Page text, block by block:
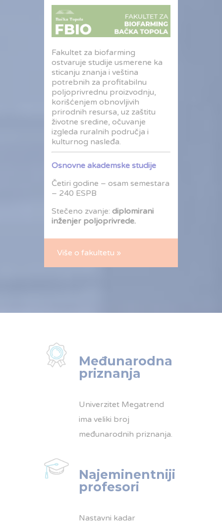
Fakultet za biofarming
ostvaruje studije usmerene ka
sticanju znanja i veština
potrebnih za profitabilnu
poljoprivrednu proizvodnju,
korišćenjem obnovljivih
prirodnih resursa, uz zaštitu
životne sredine, očuvanje
izgleda ruralnih područja i
kulturnog nasleđa.
Osnovne akademske studije
Četiri godine – osam semestara
– 240 ESPB
Stečeno zvanje: diplomirani
inženjer poljoprivrede.
Više o fakultetu »
Međunarodna
priznanja
Univerzitet Megatrend
ima veliki broj
međunarodnih priznanja.
Najeminentniji
profesori
Nastavni kadar